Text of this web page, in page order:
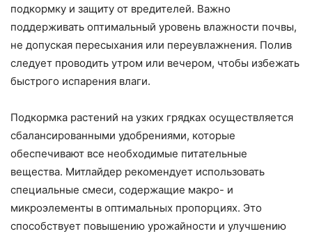
подкормку и защиту от вредителей. Важно
поддерживать оптимальный уровень влажности почвы,
не допуская пересыхания или переувлажнения. Полив
следует проводить утром или вечером, чтобы избежать
быстрого испарения влаги.
Подкормка растений на узких грядках осуществляется
сбалансированными удобрениями, которые
обеспечивают все необходимые питательные
вещества. Митлайдер рекомендует использовать
специальные смеси, содержащие макро- и
микроэлементы в оптимальных пропорциях. Это
способствует повышению урожайности и улучшению